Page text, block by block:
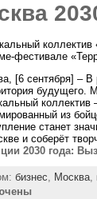
коллектив
фестивале
[6 сентября] –
будущего.
коллектив
из
станет
и соберёт
2030 года:
бизнес, Москва,